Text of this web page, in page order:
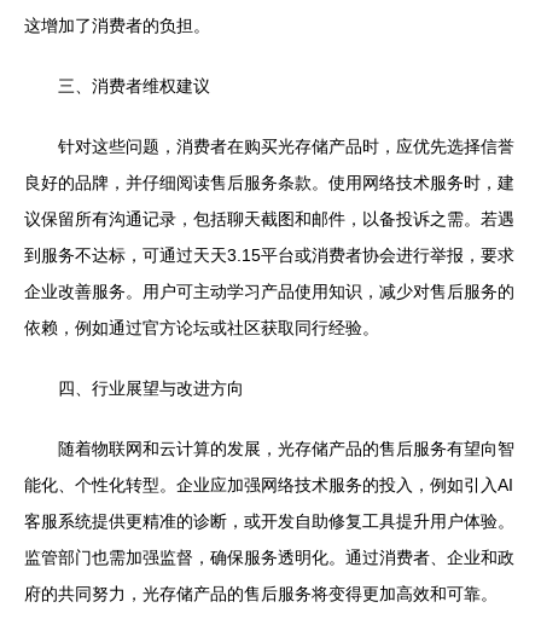
这增加了消费者的负担。
三、消费者维权建议
针对这些问题，消费者在购买光存储产品时，应优先选择信誉
良好的品牌，并仔细阅读售后服务条款。使用网络技术服务时，建
议保留所有沟通记录，包括聊天截图和邮件，以备投诉之需。若遇
到服务不达标，可通过天天3.15平台或消费者协会进行举报，要求
企业改善服务。用户可主动学习产品使用知识，减少对售后服务的
依赖，例如通过官方论坛或社区获取同行经验。
四、行业展望与改进方向
随着物联网和云计算的发展，光存储产品的售后服务有望向智
能化、个性化转型。企业应加强网络技术服务的投入，例如引入AI
客服系统提供更精准的诊断，或开发自助修复工具提升用户体验。
监管部门也需加强监督，确保服务透明化。通过消费者、企业和政
府的共同努力，光存储产品的售后服务将变得更加高效和可靠。